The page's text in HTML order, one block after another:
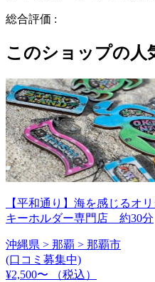
総合評価 :
このショップの人
【平和通り】海を感じるオ
キーホルダー専門店 約30分
沖縄県 > 那覇 > 那覇市
(口コミ募集中)
¥2,500〜
（税込）